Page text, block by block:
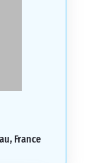
France